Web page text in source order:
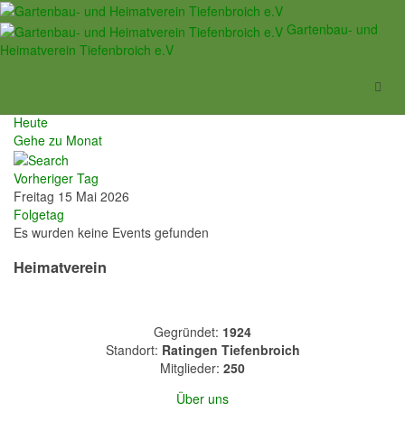
Gartenbau- und
Heimatverein Tiefenbroich e.V
Veranstaltungen
Heute
Gehe zu Monat
Vorheriger Tag
Freitag 15 Mai 2026
Folgetag
Es wurden keine Events gefunden
Heimatverein
Gegründet: 1924
Standort: Ratingen Tiefenbroich
Mitglieder: 250
Über uns